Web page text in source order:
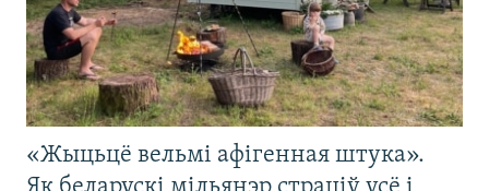
«Жыцьцё вельмі афігенная штука».